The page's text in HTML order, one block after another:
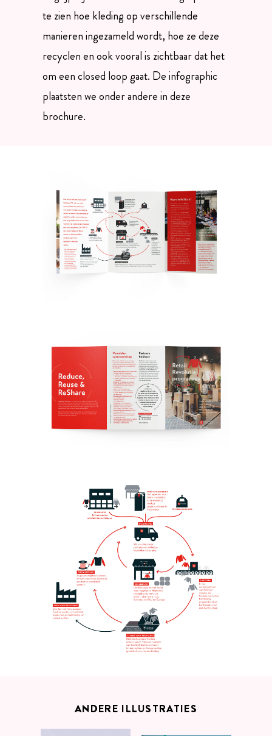
te zien hoe kleding op verschillende
manieren ingezameld wordt, hoe ze deze
recyclen en ook vooral is zichtbaar dat het
om een closed loop gaat. De infographic
plaatsten we onder andere in deze
brochure.
ANDERE ILLUSTRATIES